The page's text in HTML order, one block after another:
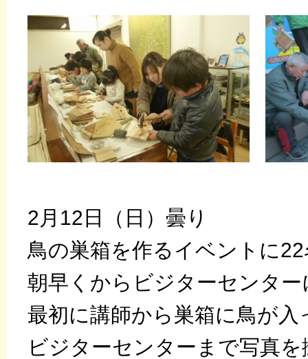
2月12日（日）曇り
鳥の巣箱を作るイベントに
朝早くからビジターセンタ
最初に講師から巣箱に鳥が入
ビジターセンターまで写真